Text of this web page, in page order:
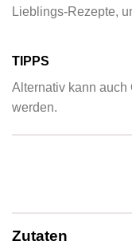
Lieblings-Rezepte,
TIPPS
Alternativ kann auch
werden.
Zutaten